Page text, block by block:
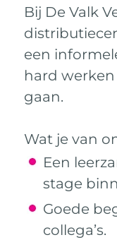
Bij De Valk
een
hard
gaan.
Wat je van
Een
stage
Goede
collega’s.